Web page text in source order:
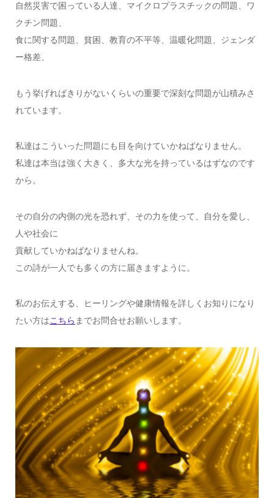
自然災害で困っている人達、マイクロプラスチックの問題、ワ
クチン問題、
食に関する問題、貧困、教育の不平等、温暖化問題、ジェンダ
ー格差、
もう挙げればきりがないくらいの重要で深刻な問題が山積みさ
れています。
私達はこういった問題にも目を向けていかねばなりません。
私達は本当は強く大きく、多大な光を持っているはずなのです
から。
その自分の内側の光を恐れず、その力を使って、自分を愛し、
人や社会に
貢献していかねばなりませんね。
この詩が一人でも多くの方に届きますように。
私のお伝えする、ヒーリングや健康情報を詳しくお知りになり
たい方はこちら までお問合せお願いします。